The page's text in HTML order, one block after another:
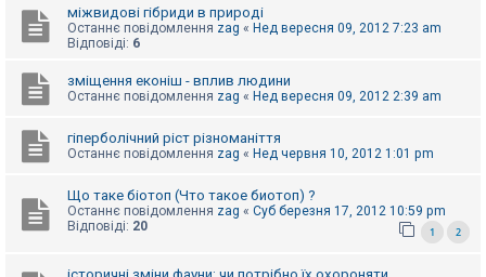
Т
м
б
з
п
в
д
міжвидові гібриди в природі
Останнє повідомлення zag « Нед вересня 09, 2012 7:23 am
Відповіді: 6
зміщення еконіш - вплив людини
Останнє повідомлення zag « Нед вересня 09, 2012 2:39 am
гіперболічний ріст різноманіття
Останнє повідомлення zag « Нед червня 10, 2012 1:01 pm
Що таке біотоп (Что такое биотоп) ?
Останнє повідомлення zag « Суб березня 17, 2012 10:59 pm
Відповіді: 20 1 2